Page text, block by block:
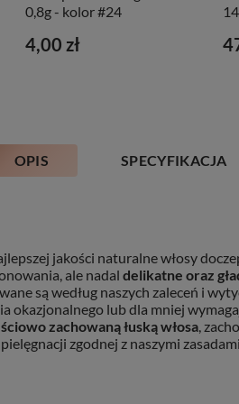
0,8g - kolor #24
4,00 zł
OPIS SPECYFIKACJA
jakości naturalne włosy
ale nadal delikatne oraz
są według naszych zaleceń i
okazjonalnego lub dla mniej
zachowaną łuską włosa,
zgodnej z naszymi